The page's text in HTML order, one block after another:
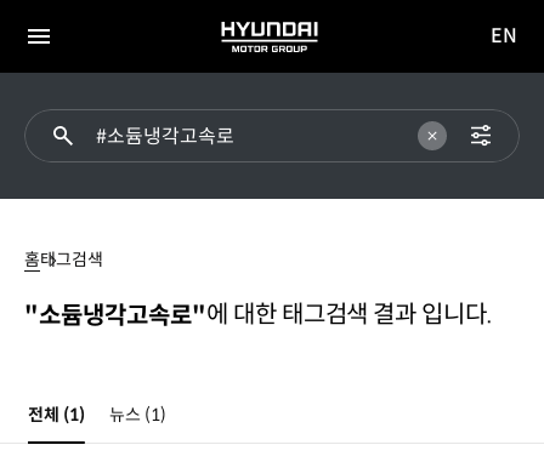
전체
HYUNDAI
MOTOR
이동
EN
홈태그검색
"소듐냉각고속로"에 대한 태그검색 결과 입니다.
전체 (1) 뉴스 (1)